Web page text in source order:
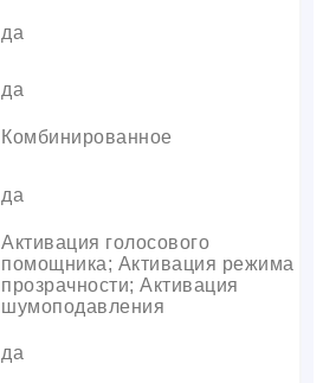
да
да
Комбинированное
да
Активация голосового
помощника; Активация режима
прозрачности; Активация
шумоподавления
да